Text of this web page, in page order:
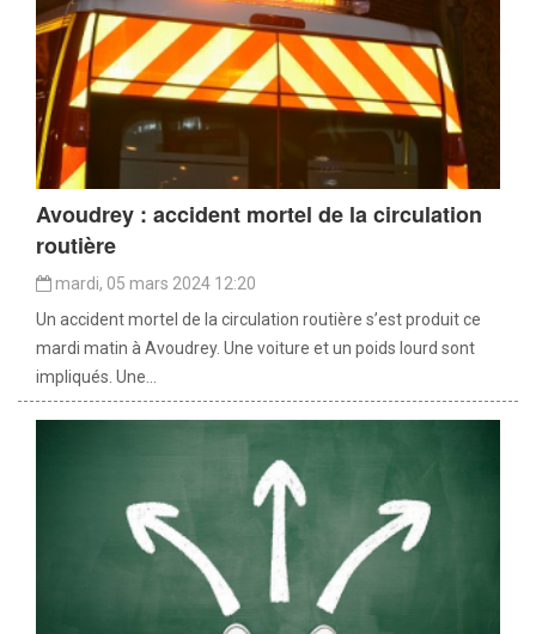
Avoudrey : accident mortel de la circulation
routière
mardi, 05 mars 2024 12:20
Un accident mortel de la circulation routière s’est produit ce
mardi matin à Avoudrey. Une voiture et un poids lourd sont
impliqués. Une...